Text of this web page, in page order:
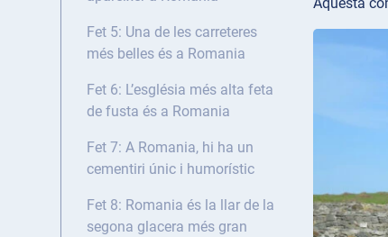
Fet 5: Una de les carreteres
més belles és a Romania
Fet 6: L’església més alta feta
de fusta és a Romania
Fet 7: A Romania, hi ha un
cementiri únic i humorístic
Fet 8: Romania és la llar de la
segona glacera més gran